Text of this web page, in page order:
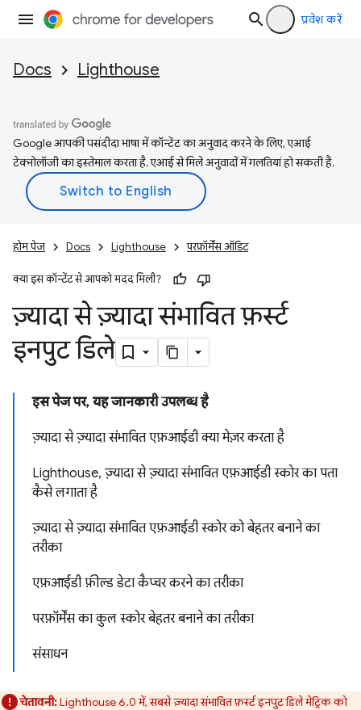
प्रवेश करें
Docs Lighthouse
Google आपकी पसंदीदा भाषा में कॉन्टेंट का अनुवाद करने के लिए, एआई
टेक्नोलॉजी का इस्तेमाल करता है. एआई से मिले अनुवादों में गलतियां हो सकती हैं.
होम पेज Docs Lighthouse परफ़ॉर्मेंस ऑडिट
क्या इस कॉन्टेंट से आपको मदद मिली?
ज़्यादा से ज़्यादा संभावित फ़र्स्ट
इनपुट डिले
इस पेज पर, यह जानकारी उपलब्ध है
ज़्यादा से ज़्यादा संभावित एफ़आईडी क्या मेज़र करता है
Lighthouse, ज़्यादा से ज़्यादा संभावित एफ़आईडी स्कोर का पता
कैसे लगाता है
ज़्यादा से ज़्यादा संभावित एफ़आईडी स्कोर को बेहतर बनाने का
तरीका
एफ़आईडी फ़ील्ड डेटा कैप्चर करने का तरीका
परफ़ॉर्मेंस का कुल स्कोर बेहतर बनाने का तरीका
संसाधन
चेतावनी:Lighthouse 6.0 में, सबसे ज़्यादा संभावित फ़र्स्ट इनपुट डिले मेट्रिक को